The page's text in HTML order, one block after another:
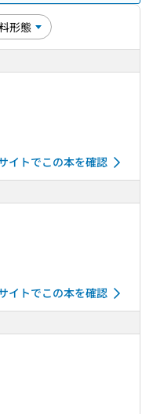
イトでこの本を確認
イトでこの本を確認